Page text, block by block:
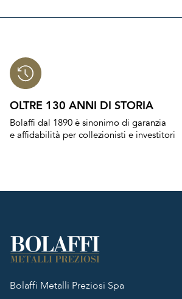
OLTRE 130 ANNI DI STORIA
Bolaffi dal 1890 è sinonimo di garanzia
e affidabilità per collezionisti e investitori
Bolaffi Metalli Preziosi Spa